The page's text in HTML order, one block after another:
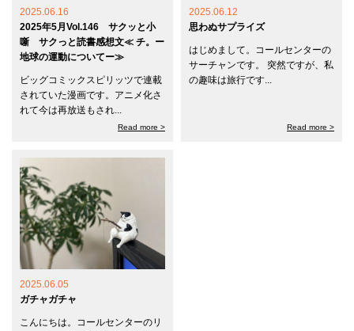
2025.06.16
2025年5月Vol.146 サクッと小
噺 サクっと読書感想文≪ チ。ー
地球の運動についてー≫
ビッグコミックスピリッツで連載
されていた漫画です。アニメ化さ
れて今は再放送もされ...
Read more >
2025.06.12
思わぬサプライズ
はじめまして。コールセンターの
サーチャンです。 突然ですが、私
の趣味は旅行です...
Read more >
2025.06.05
ガチャガチャ
こんにちは。コールセンターのリ